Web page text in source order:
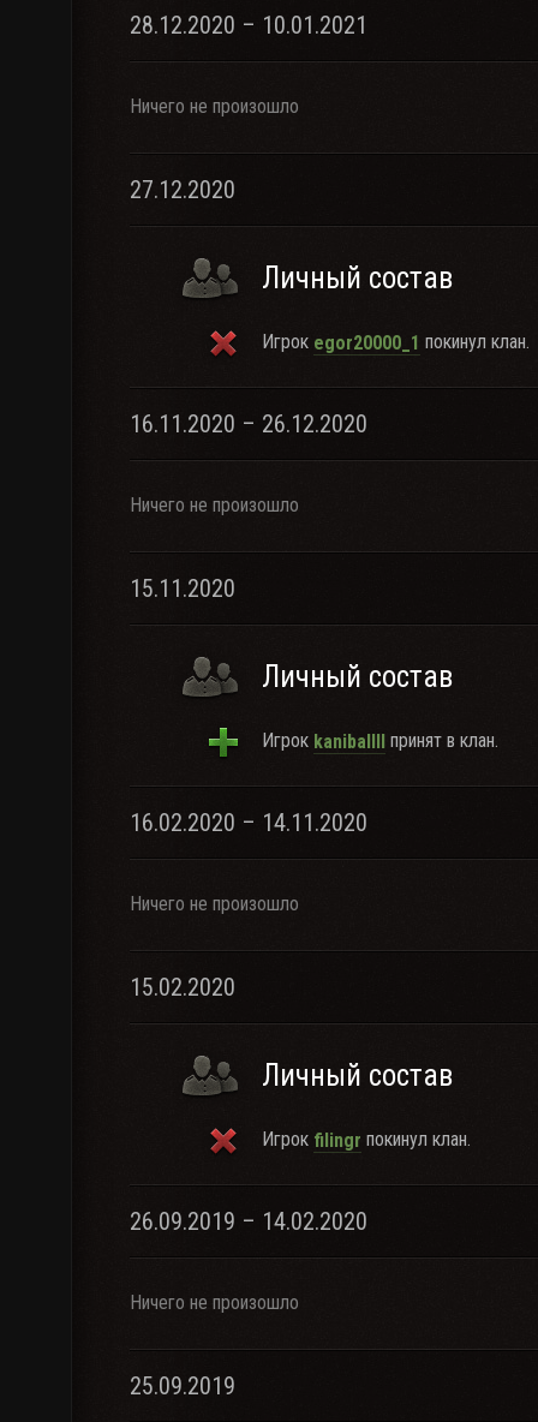
28.12.2020 – 10.01.2021
Ничего не произошло
27.12.2020
Личный состав
Игрок egor20000_1 покинул клан.
16.11.2020 – 26.12.2020
Ничего не произошло
15.11.2020
Личный состав
Игрок kaniballll принят в клан.
16.02.2020 – 14.11.2020
Ничего не произошло
15.02.2020
Личный состав
Игрок filingr покинул клан.
26.09.2019 – 14.02.2020
Ничего не произошло
25.09.2019